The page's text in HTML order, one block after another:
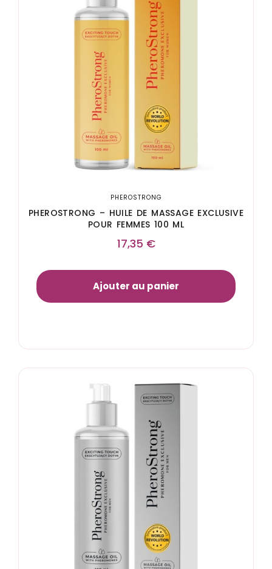
PHEROSTRONG
PHEROSTRONG – HUILE DE MASSAGE EXCLUSIVE
POUR FEMMES 100 ML
17,35 €
Ajouter au panier